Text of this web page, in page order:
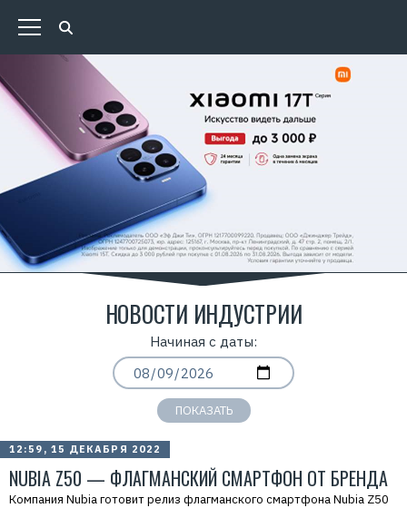
НОВОСТИ ИНДУСТРИИ
Начиная с даты:
ПОКАЗАТЬ
12:59, 15 ДЕКАБРЯ 2022
NUBIA Z50 — ФЛАГМАНСКИЙ СМАРТФОН ОТ БРЕНДА
Компания Nubia готовит релиз флагманского смартфона Nubia Z50